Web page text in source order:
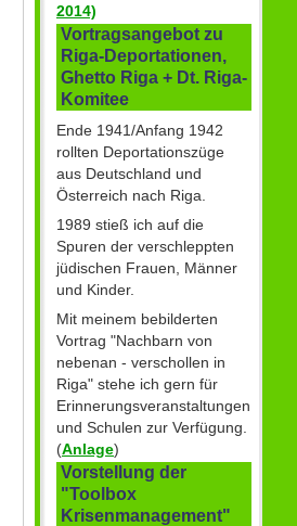
2014)
Vortragsangebot zu
Riga-Deportationen,
Ghetto Riga + Dt. Riga-
Komitee
Ende 1941/Anfang 1942
rollten Deportationszüge
aus Deutschland und
Österreich nach Riga.
1989 stieß ich auf die
Spuren der verschleppten
jüdischen Frauen, Männer
und Kinder.
Mit meinem bebilderten
Vortrag "Nachbarn von
nebenan - verschollen in
Riga" stehe ich gern für
Erinnerungsveranstaltungen
und Schulen zur Verfügung.
(Anlage)
Vorstellung der
"Toolbox
Krisenmanagement"